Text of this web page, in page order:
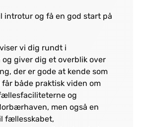
introtur og få en god start på
vi dig rundt i
giver dig et overblik over
der er gode at kende som
får både praktisk viden om
og
men også en
fællesskabet,